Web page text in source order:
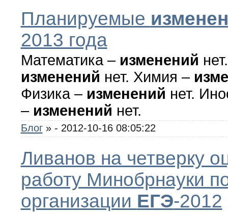
Планируемые
2013 года
Математика – изменений
изменений нет. Химия –
Физика – изменений нет.
– изменений нет.
Блог » - 2012-10-16 08:05:22
Ливанов на четверку
работу Минобрнауки
организации ЕГЭ-2012